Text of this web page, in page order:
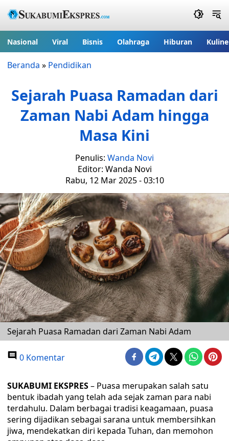
Nasional Viral Bisnis Olahraga Hiburan
Beranda » Pendidikan
Sejarah Puasa Ramadan dari
Zaman Nabi Adam hingga
Masa Kini
Penulis: Wanda Novi
Editor: Wanda Novi
Rabu, 12 Mar 2025 - 03:10
Sejarah Puasa Ramadan dari Zaman Nabi Adam
0 Komentar
SUKABUMI EKSPRES– Puasa merupakan salah satu
bentuk ibadah yang telah ada sejak zaman para nabi
terdahulu. Dalam berbagai tradisi keagamaan, puasa
sering dijadikan sebagai sarana untuk membersihkan
jiwa, mendekatkan diri kepada Tuhan, dan memohon